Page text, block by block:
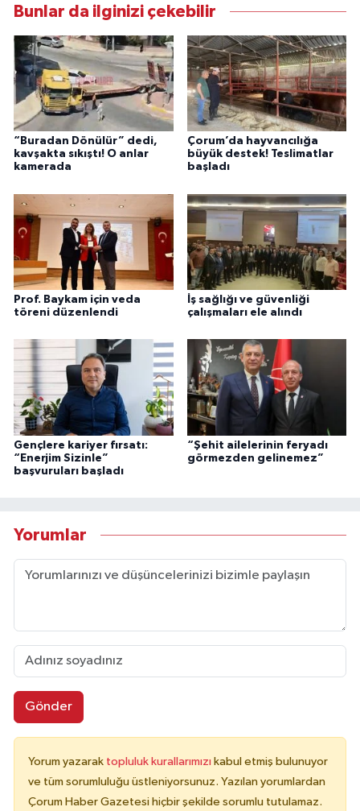
Bunlar da ilginizi çekebilir
“Buradan Dönülür” dedi,
kavşakta sıkıştı! O anlar
kamerada
Çorum’da hayvancılığa
büyük destek! Teslimatlar
başladı
Prof. Baykam için veda
töreni düzenlendi
İş sağlığı ve güvenliği
çalışmaları ele alındı
Gençlere kariyer fırsatı:
“Enerjim Sizinle”
başvuruları başladı
“Şehit ailelerinin feryadı
görmezden gelinemez”
Yorumlar
Gönder
Yorum yazarak topluluk kurallarımızı kabul etmiş bulunuyor
ve tüm sorumluluğu üstleniyorsunuz. Yazılan yorumlardan
Çorum Haber Gazetesi hiçbir şekilde sorumlu tutulamaz.